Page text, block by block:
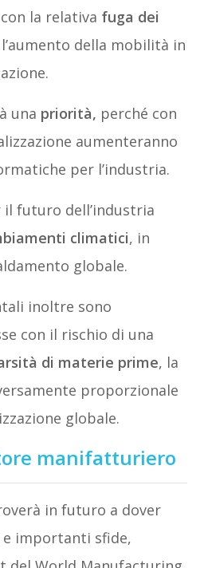
la relativa fuga dei
della mobilità in
una priorità, perché con
aumenteranno
per l’industria.
il futuro dell’industria
climatici, in
globale.
inoltre sono
con il rischio di una
di materie prime, la
proporzionale
globale.
manifatturiero
in futuro a dover
importanti sfide,